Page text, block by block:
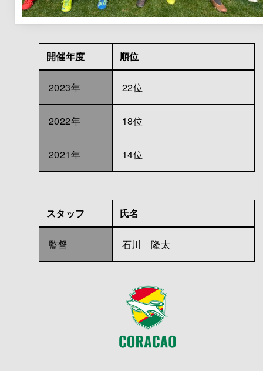
開催年度 順位
2023年 22位
2022年 18位
2021年 14位
スタッフ 氏名
監督 石川 隆太